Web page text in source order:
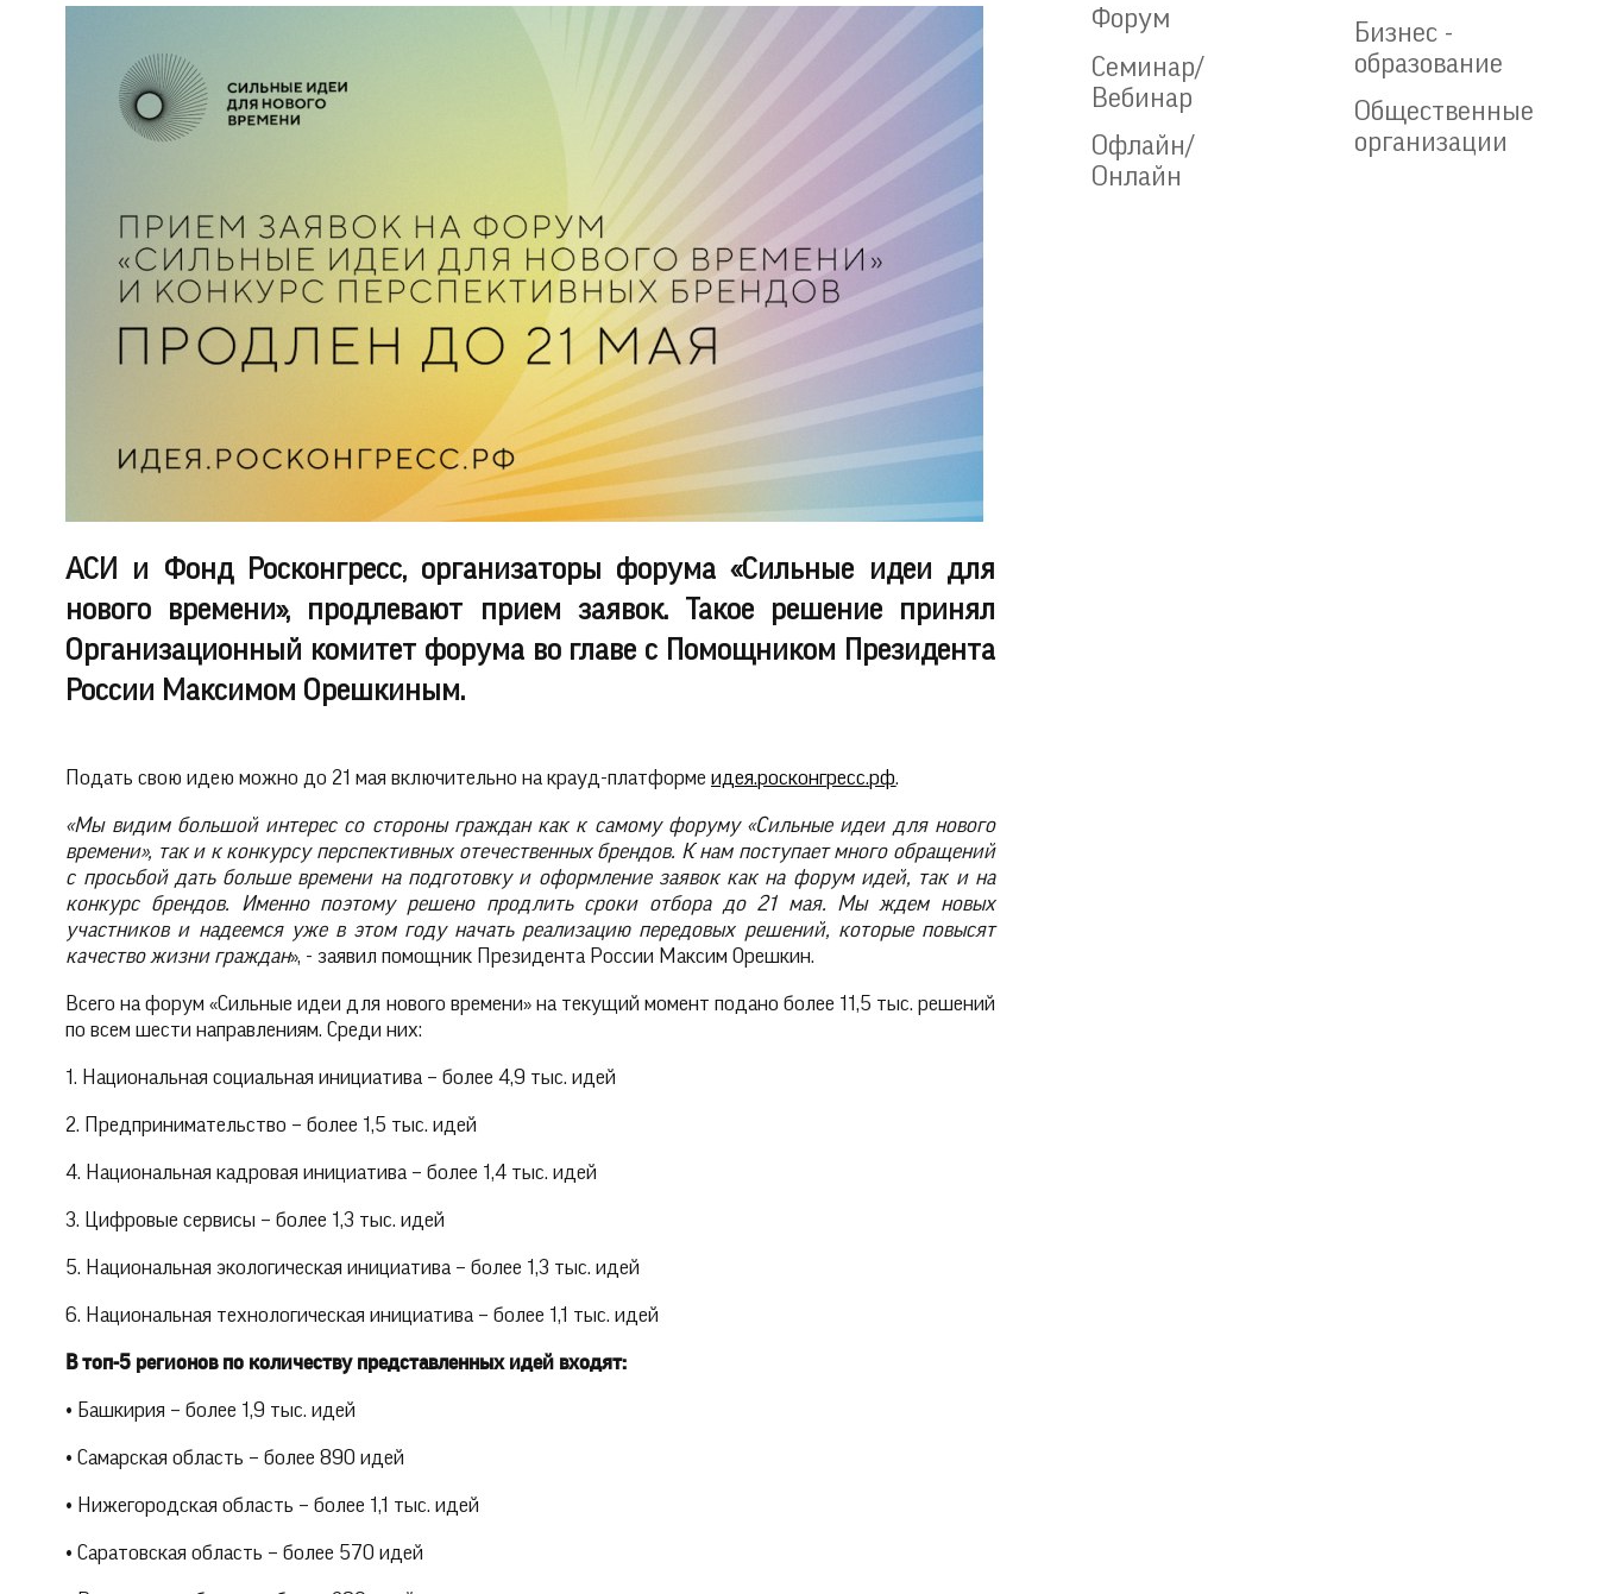
АСИ и Фонд Росконгресс, организаторы форума «Сильные идеи для
нового времени», продлевают прием заявок. Такое решение принял
Организационный комитет форума во главе с Помощником Президента
России Максимом Орешкиным.
Подать свою идею можно до 21 мая включительно на крауд-платформеидея.росконгресс.рф.
«Мы видим большой интерес со стороны граждан как к самому форуму «Сильные идеи для нового
времени», так и к конкурсу перспективных отечественных брендов. К нам поступает много обращений
с просьбой дать больше времени на подготовку и оформление заявок как на форум идей, так и на
конкурс брендов. Именно поэтому решено продлить сроки отбора до 21 мая. Мы ждем новых
участников и надеемся уже в этом году начать реализацию передовых решений, которые повысят
качество жизни граждан», - заявил помощник Президента России Максим Орешкин.
Всего на форум «Сильные идеи для нового времени» на текущий момент подано более 11,5 тыс. решений
по всем шести направлениям. Среди них:
1. Национальная социальная инициатива – более 4,9 тыс. идей
2. Предпринимательство – более 1,5 тыс. идей
4. Национальная кадровая инициатива – более 1,4 тыс. идей
3. Цифровые сервисы – более 1,3 тыс. идей
5. Национальная экологическая инициатива – более 1,3 тыс. идей
6. Национальная технологическая инициатива – более 1,1 тыс. идей
В топ-5 регионов по количеству представленных идей входят:
• Башкирия – более 1,9 тыс. идей
• Самарская область – более 890 идей
• Нижегородская область – более 1,1 тыс. идей
• Саратовская область – более 570 идей
Форум
Семинар/
Вебинар
Офлайн/
Онлайн
Бизнес -
образование
Общественные
организации